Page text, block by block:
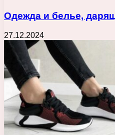
Одежда и белье,
27.12.2024